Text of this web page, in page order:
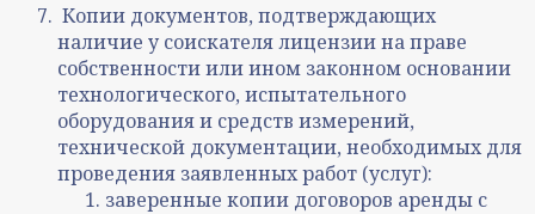
Копии документов, подтверждающих
наличие у соискателя лицензии на праве
собственности или ином законном основании
технологического, испытательного
оборудования и средств измерений,
технической документации, необходимых для
проведения заявленных работ (услуг):
заверенные копии договоров аренды с